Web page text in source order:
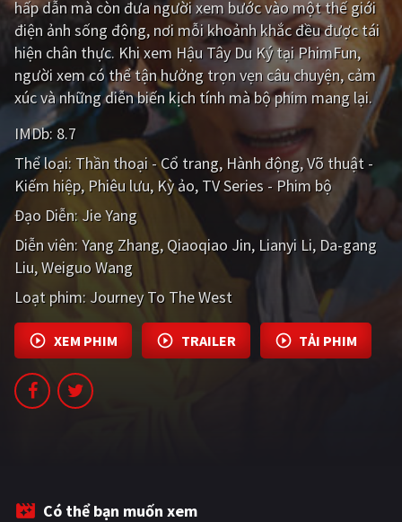
Giật gân Gia đình
Bí ẩn Lịch sử
Viễn Tây Tiểu sử
GameShow DramaTV
QUỐC GIA
Âu - Mỹ Trung Quốc - Hồng Kông
Hàn Quốc Nhật Bản
Ấn Độ Việt Nam
Tổng hợp
CẬP NHẬT
hấp dẫn mà còn đưa người xem bước vào một thế giới
điện ảnh sống động, nơi mỗi khoảnh khắc đều được tái
hiện chân thực. Khi xem Hậu Tây Du Ký tại PhimFun,
người xem có thể tận hưởng trọn vẹn câu chuyện, cảm
xúc và những diễn biến kịch tính mà bộ phim mang lại.
IMDb: 8.7
Thể loại: Thần thoại - Cổ trang Hành động Võ thuật -
Kiếm hiệp Phiêu lưu Kỳ ảo TV Series - Phim bộ
Đạo Diễn: Jie Yang
Diễn viên:Yang Zhang Qiaoqiao Jin Lianyi Li Da-gang
Liu Weiguo Wang
Loạt phim: Journey To The West
XEM PHIM TRAILER TẢI PHIM
Có thể bạn muốn xem